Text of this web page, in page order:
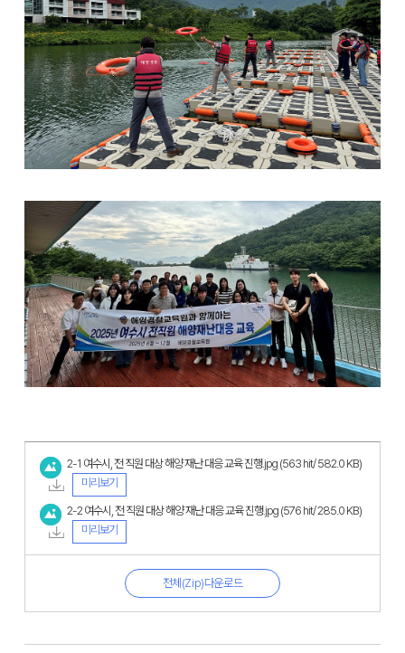
2-1 여수시, 전 직원 대상 해양 재난 대응 교육 진행.jpg (563 hit/ 582.0 KB)
미리보기
2-2 여수시, 전 직원 대상 해양 재난 대응 교육 진행.jpg (576 hit/ 285.0 KB)
미리보기
전체(Zip)다운로드